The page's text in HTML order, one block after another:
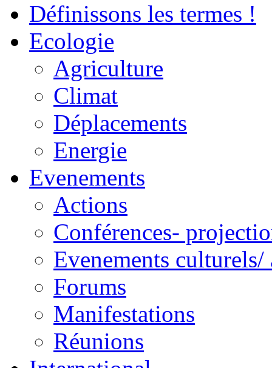
Définissons les termes !
Ecologie
Agriculture
Climat
Déplacements
Energie
Evenements
Actions
Conférences-
Evenements culturels/
Forums
Manifestations
Réunions